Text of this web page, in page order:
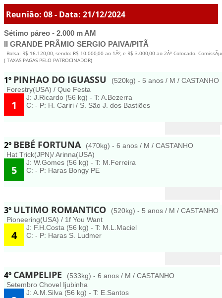
Reunião: 08 - Data: 21/12/2024
Sétimo páreo - 2.000 m AM
II GRANDE PRÃMIO SERGIO PAIVA/PITÃ
Bolsa: R$ 16.120,00, sendo: R$ 10.000,00 ao 1Âº, e R$ 3.000,00 ao 2Âº Colocado.
( TAXAS PAGAS PELO PATROCINADOR)
1º PINHAO DO IGUASSU
(520kg) - 5 anos / M / CASTANHO
Forestry(USA) / Que Festa
1
J: J.Ricardo (56 kg) - T: A.Bezerra
C: - P: H. Cariri / S. São J. dos Bastiões
2º BEBÉ FORTUNA
(470kg) - 6 anos / M / CASTANHO
Hat Trick(JPN)/ Arinna(USA)
5
J: W.Gomes (56 kg) - T: M.Ferreira
C: - P: Haras Bongy PE
3º ULTIMO ROMANTICO
(520kg) - 5 anos / M / CASTANHO
Pioneering(USA) / 1f You Want
4
J: F.H.Costa (56 kg) - T: M.L.Maciel
C: - P: Haras S. Ludmer
4º CAMPELIPE
(533kg) - 6 anos / M / CASTANHO
Setembro Chovel Ijubinha
J: A.M.Silva (56 kg) - T: E.Santos